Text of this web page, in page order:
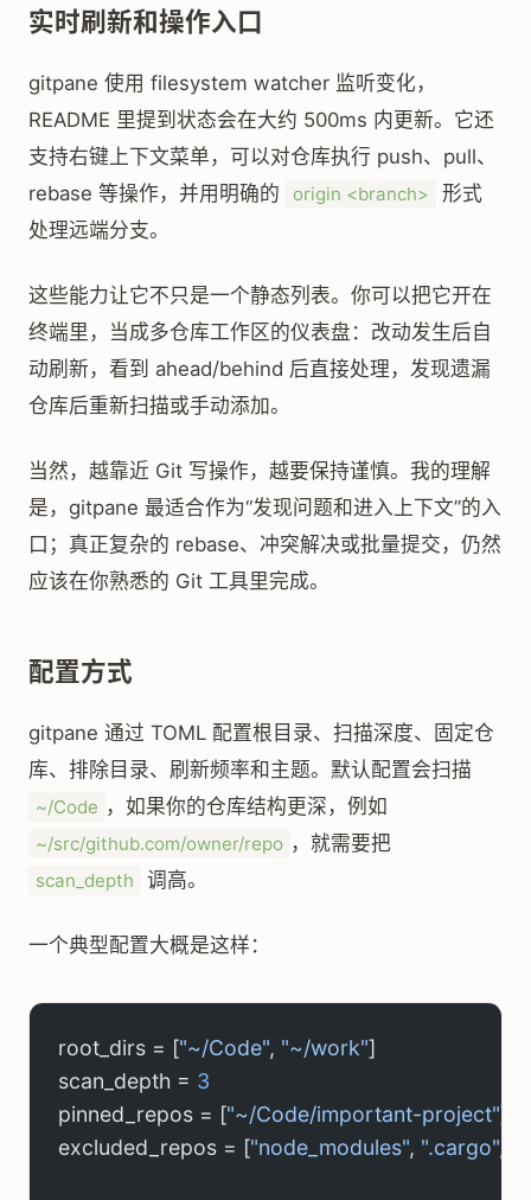
实时刷新和操作入口
gitpane 使用 filesystem watcher 监听变化，
README 里提到状态会在大约 500ms 内更新。它还
支持右键上下文菜单，可以对仓库执行 push、pull、
rebase 等操作，并用明确的
origin <branch>
形式
处理远端分支。
这些能力让它不只是一个静态列表。你可以把它开在
终端里，当成多仓库工作区的仪表盘：改动发生后自
动刷新，看到 ahead/behind 后直接处理，发现遗漏
仓库后重新扫描或手动添加。
当然，越靠近 Git 写操作，越要保持谨慎。我的理解
是，gitpane 最适合作为“发现问题和进入上下文”的入
口；真正复杂的 rebase、冲突解决或批量提交，仍然
应该在你熟悉的 Git 工具里完成。
配置方式
gitpane 通过 TOML 配置根目录、扫描深度、固定仓
库、排除目录、刷新频率和主题。默认配置会扫描
~/Code ，如果你的仓库结构更深，例如
~/src/github.com/owner/repo ，就需要把
scan_depth 调高。
一个典型配置大概是这样：
root_dirs = ["~/Code", "~/work"]
scan_depth = 3
pinned_repos = ["~/Code/important-project"]
excluded_repos = ["node_modules", ".cargo"